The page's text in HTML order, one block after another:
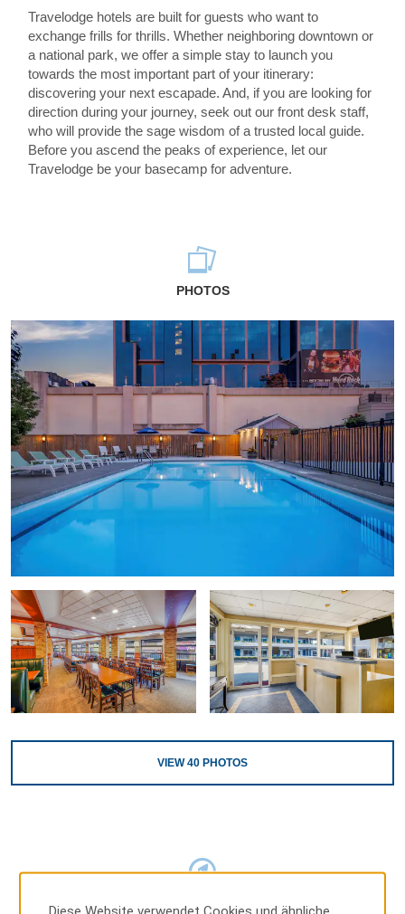
Travelodge hotels are built for guests who want to
exchange frills for thrills. Whether neighboring downtown or
a national park, we offer a simple stay to launch you
towards the most important part of your itinerary:
discovering your next escapade. And, if you are looking for
direction during your journey, seek out our front desk staff,
who will provide the sage wisdom of a trusted local guide.
Before you ascend the peaks of experience, let our
Travelodge be your basecamp for adventure.
PHOTOS
VIEW40 PHOTOS
MAP & DIRECTIONS
Diese Website verwendet Cookies und ähnliche